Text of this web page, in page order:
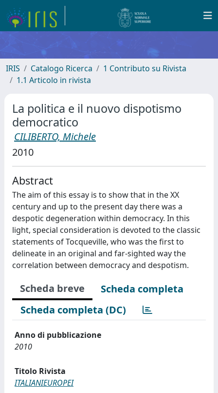
IRIS Catalogo Ricerca
1 Contributo su Rivista
1.1 Articolo in rivista
La politica e il nuovo dispotismo
democratico
CILIBERTO, Michele
2010
Abstract
The aim of this essay is to show that in the XX
century and up to the present day there was a
despotic degeneration within democracy. In this
light, special consideration is devoted to the classic
statements of Tocqueville, who was the first to
delineate in an original and far-sighted way the
correlation between democracy and despotism.
Scheda breve
Scheda completa
Scheda completa (DC)
Anno di pubblicazione
2010
Titolo Rivista
ITALIANIEUROPEI